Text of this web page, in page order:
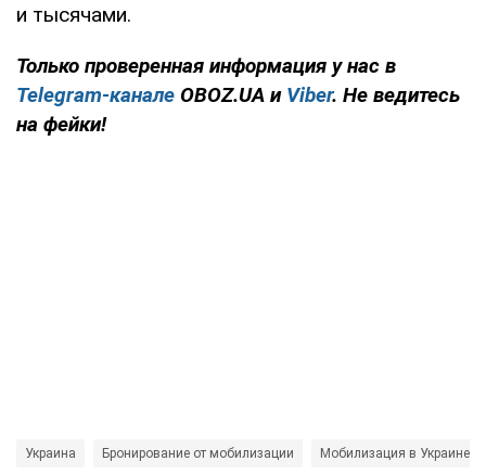
и тысячами.
Только проверенная информация у нас в
Telegram-канале OBOZ.UA и Viber. Не ведитесь
на фейки!
Украина Бронирование от мобилизации Мобилизация в Украине